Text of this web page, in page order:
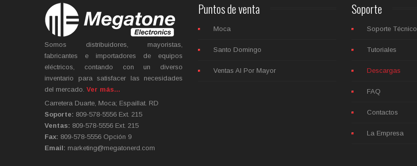
Somos distribuidores, mayoristas,
fabricantes e importadores de equipos
eléctricos, contando con un diverso
inventario para satisfacer las necesidades
del mercado. Ver más...
Carretera Duarte, Moca; Espaillat. RD
Soporte: 809-578-5556 Ext. 215
Ventas: 809-578-5556 Ext. 215
Fax: 809-578-5556 Opción 9
Email: marketing@megatonerd.com
Puntos de venta
Moca
Santo Domingo
Ventas Al Por Mayor
Soporte
Soporte Técnico
Tutoriales
Descargas
FAQ
Contactos
La Empresa